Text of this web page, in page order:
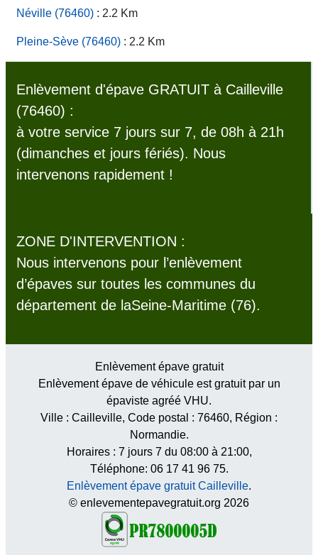
Néville (76460) : 2.2 Km
Pleine-Sève (76460) : 2.2 Km
Enlèvement d'épave GRATUIT à Cailleville
(76460) :
à votre service 7 jours sur 7, de 08h à 21h
(dimanches et jours fériés). Nous
intervenons rapidement !
ZONE D'INTERVENTION :
Nous intervenons pour l’enlèvement
d’épaves sur toutes les communes du
département de laSeine-Maritime (76).
Enlèvement épave gratuit
Enlèvement épave de véhicule est gratuit par un
épaviste agréé VHU.
Ville : Cailleville, Code postal : 76460, Région :
Normandie.
Horaires : 7 jours 7 du 08:00 à 21:00,
Téléphone: 06 17 41 96 75.
Enlèvement épave gratuit Cailleville.
© enlevementepavegratuit.org 2026